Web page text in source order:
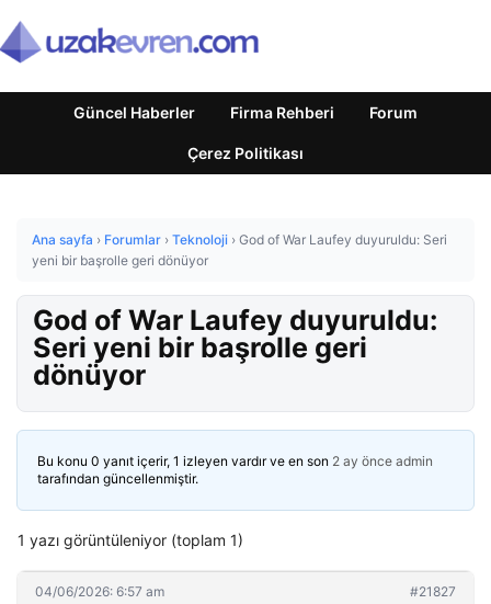
Güncel Haberler Firma Rehberi Forum
Çerez Politikası
Ana sayfa › Forumlar › Teknoloji › God of War Laufey duyuruldu: Seri
yeni bir başrolle geri dönüyor
God of War Laufey duyuruldu:
Seri yeni bir başrolle geri
dönüyor
Bu konu 0 yanıt içerir, 1 izleyen vardır ve en son 2 ay önce admin
tarafından güncellenmiştir.
1 yazı görüntüleniyor (toplam 1)
04/06/2026: 6:57 am #21827